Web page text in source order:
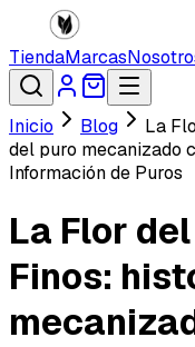
TiendaMarcas
Inicio Blog
La
del puro mecanizado
Información de Puros
La Flor
Finos: